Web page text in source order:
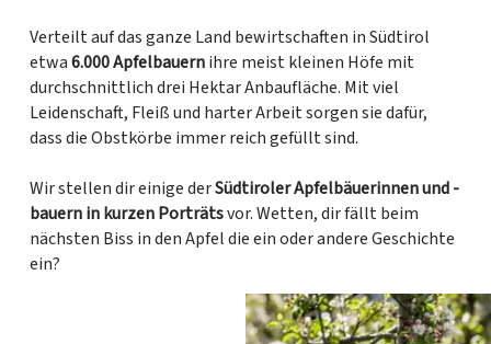
Verteilt auf das ganze Land bewirtschaften in Südtirol
etwa6.000 Apfelbauernihre meist kleinen Höfe mit
durchschnittlich drei Hektar Anbaufläche. Mit viel
Leidenschaft, Fleiß und harter Arbeit sorgen sie dafür,
dass die Obstkörbe immer reich gefüllt sind.
Wir stellen dir einige derSüdtiroler Apfelbäuerinnen und -
bauern in kurzen Porträtsvor. Wetten, dir fällt beim
nächsten Biss in den Apfel die ein oder andere Geschichte
ein?